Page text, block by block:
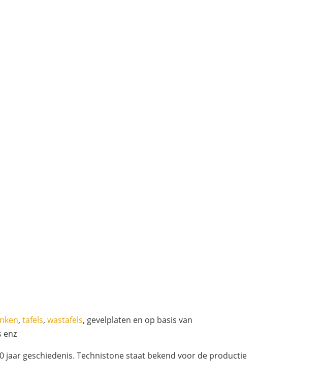
,tafels,wastafels, gevelplaten en op basis van
enz
geschiedenis. Technistone staat bekend voor de productie